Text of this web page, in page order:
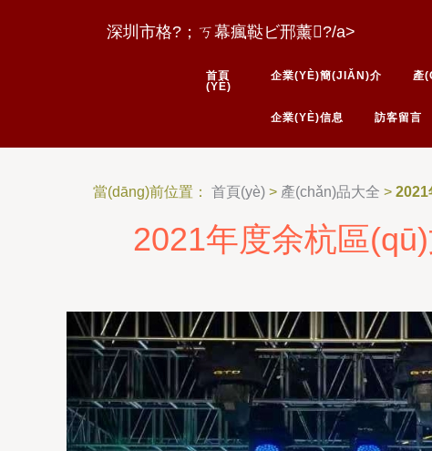
黄色传谋91-黄色传媒91-黄
深圳市格?；ㄎ幕瘋鞑ビ邢薰?/a>
首頁
(YÈ)
企業(YÈ)簡(JIǍN)介 產
企業(YÈ)信息 訪客留言
當(dāng)前位置： 首頁(yè) > 產(chǎn)品大全 > 2021
2021年度余杭區